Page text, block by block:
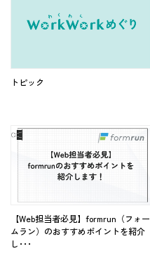
トピック
【Web担当者必見】formrun（フォー
ムラン）のおすすめポイントを紹介
し･･･